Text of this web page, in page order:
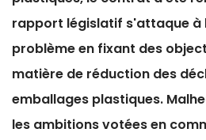
rapport législatif s'attaque à
problème en fixant des
matière de réduction des
emballages plastiques.
les ambitions votées en